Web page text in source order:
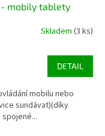
mobily tablety
Skladem (3 ks)
DETAIL
mobilu nebo
sundávat)(díky